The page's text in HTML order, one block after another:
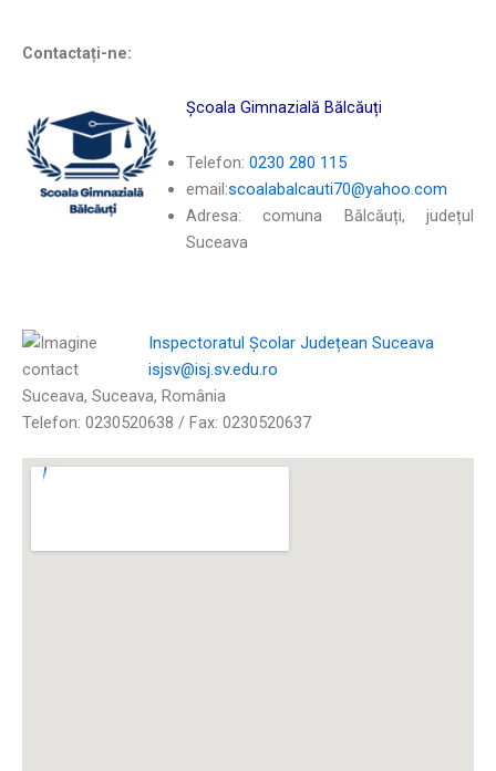
Contactați-ne:
Școala Gimnazială Bălcăuți
Telefon: 0230 280 115
email:scoalabalcauti70@yahoo.com
Adresa: comuna Bălcăuți, județul
Suceava
Inspectoratul Școlar Județean Suceava
isjsv@isj.sv.edu.ro
Suceava, Suceava, România
Telefon: 0230520638 / Fax: 0230520637